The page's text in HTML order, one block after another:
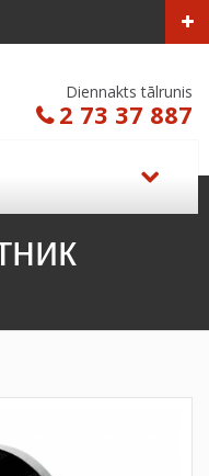
Diennakts tālrunis
2 73 37 887